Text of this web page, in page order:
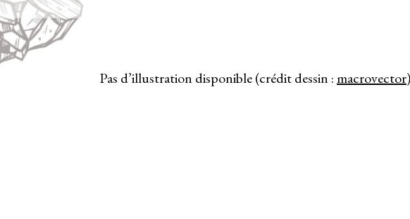
Pas d’illustration disponible (crédit dessin :macrovector)